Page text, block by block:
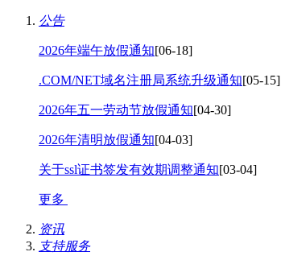
公告
2026年端午放假通知[06-18]
.COM/NET域名注册局系统升级通知[05-15]
2026年五一劳动节放假通知[04-30]
2026年清明放假通知[04-03]
关于ssl证书签发有效期调整通知[03-04]
更多
资讯
支持服务